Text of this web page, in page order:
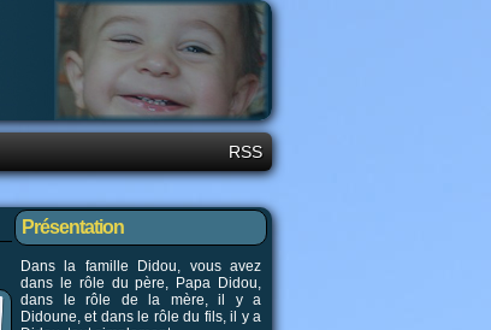
RSS
Présentation
Dans la famille Didou, vous avez
dans le rôle du père, Papa Didou,
dans le rôle de la mère, il y a
Didoune, et dans le rôle du fils, il y a